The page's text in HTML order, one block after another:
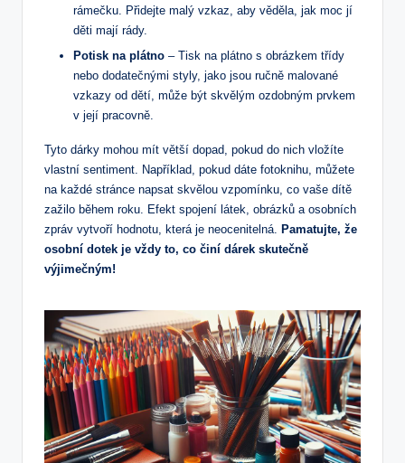
rámečku. Přidejte malý vzkaz, aby věděla, jak moc jí
děti mají rády.
Potisk na plátno – Tisk na plátno s obrázkem třídy
nebo dodatečnými styly, jako jsou ručně malované
vzkazy od dětí, může být skvělým ozdobným prvkem
v její pracovně.
Tyto dárky mohou mít větší dopad, pokud do nich vložíte
vlastní sentiment. Například, pokud dáte fotoknihu, můžete
na každé stránce napsat skvělou vzpomínku, co vaše dítě
zažilo během roku. Efekt spojení látek, obrázků a osobních
zpráv vytvoří hodnotu, která je neocenitelná. Pamatujte, že
osobní dotek je vždy to, co činí dárek skutečně
výjimečným!